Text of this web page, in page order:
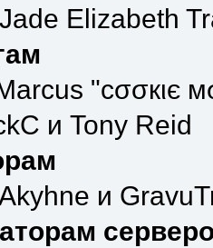
Elizabeth
"cσσкιє
и Tony Reid
и